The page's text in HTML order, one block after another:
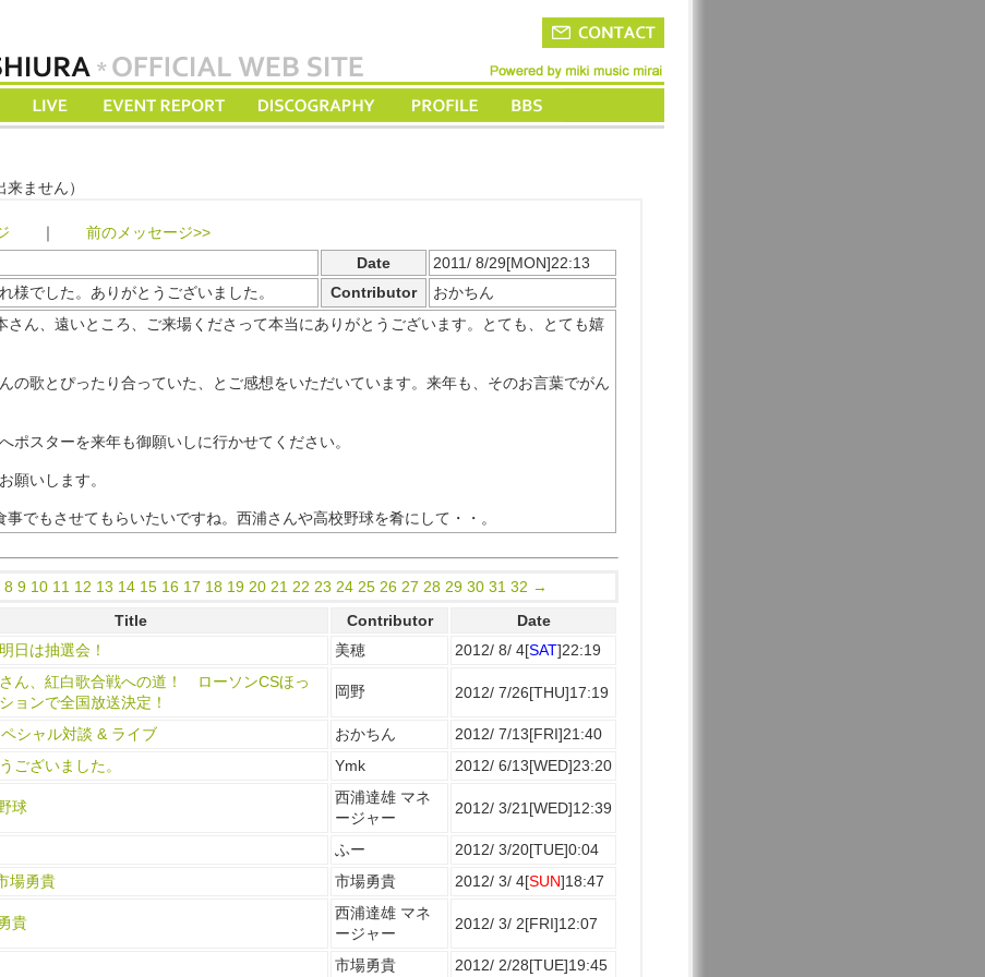
ません）
｜ 前のメッセージ>>
Date
2011/ 8/29[MON]22:13
様でした。ありがとうございました。 Contributor
おかちん
さん、遠いところ、ご来場くださって本当にありがとうございます。とても、とても嬉
の歌とぴったり合っていた、とご感想をいただいています。来年も、そのお言葉でがん
ポスターを来年も御願いしに行かせてください。
願いします。
事でもさせてもらいたいですね。西浦さんや高校野球を肴にして・・。
8 9 10 11 12 13 14 15 16 17 18 19 20 21 22 23 24 25 26 27 28 29 30 31 32 →
Title Contributor
Date
日は抽選会！ 美穂 2012/ 8/ 4[SAT]22:19
ん、紅白歌合戦への道！ ローソンCSほっ
ョンで全国放送決定！
岡野 2012/ 7/26[THU]17:19
シャル対談 & ライブ おかちん
2012/ 7/13[FRI]21:40
ございました。 Ymk 2012/ 6/13[WED]23:20
球
西浦達雄 マネ
ージャー
2012/ 3/21[WED]12:39
ふー
2012/ 3/20[TUE]0:04
場勇貴 市場勇貴 2012/ 3/ 4[SUN]18:47
貴
西浦達雄 マネ
ージャー
2012/ 3/ 2[FRI]12:07
市場勇貴 2012/ 2/28[TUE]19:45